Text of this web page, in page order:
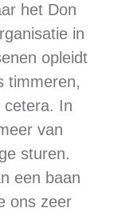
het Don
in
opleidt
timmeren,
cetera. In
van
sturen.
een baan
ons zeer